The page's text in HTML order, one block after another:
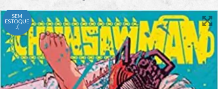
SEM
ESTOQUE
:(